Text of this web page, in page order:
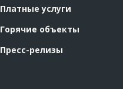
Платные услуги
Горячие объекты
Пресс-релизы